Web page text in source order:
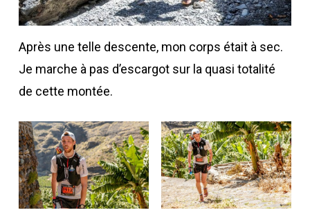
Après une telle descente, mon corps était à sec.
Je marche à pas d’escargot sur la quasi totalité
de cette montée.